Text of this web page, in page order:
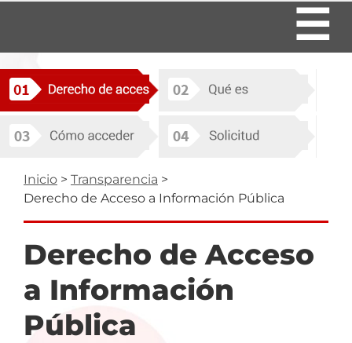
Ruta
de
navegación
Inicio
Transparencia
Derecho de Acceso a Información Pública
Derecho de Acceso
a Información
Pública